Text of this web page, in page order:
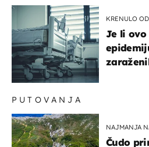
KRENULO
Je li
PUTOVANJA
NAJMANJA
Čudo